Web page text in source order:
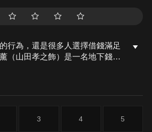
行為，還是很多人選擇借錢滿足
（山田孝之飾）是一名地下錢莊
的社會中生存，誰又是真正的受
3 4 5